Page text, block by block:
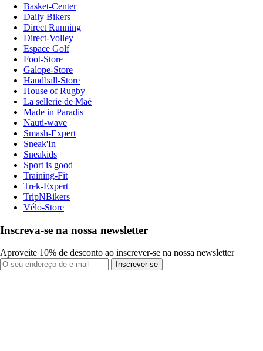
Basket-Center
Daily Bikers
Direct Running
Direct-Volley
Espace Golf
Foot-Store
Galope-Store
Handball-Store
House of Rugby
La sellerie de Maé
Made in Paradis
Nauti-wave
Smash-Expert
Sneak'In
Sneakids
Sport is good
Training-Fit
Trek-Expert
TripNBikers
Vélo-Store
Inscreva-se na nossa newsletter
Aproveite 10% de desconto ao inscrever-se na nossa newsletter
Inscrever-se